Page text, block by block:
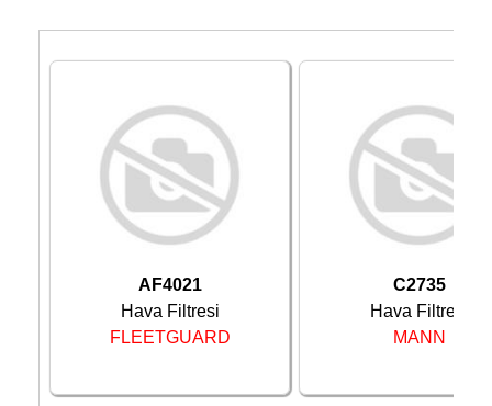
AF4021
Hava Filtresi
FLEETGUARD
C2735
Hava Filtresi
MANN